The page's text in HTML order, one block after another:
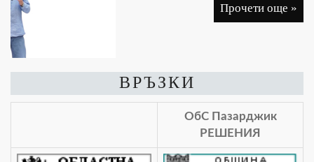
Прочети още »
ВРЪЗКИ
ОбС Пазарджик
РЕШЕНИЯ